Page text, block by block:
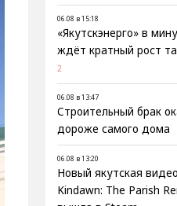
06.08 в 15:18
«Якутскэнерго» в
ждёт кратный рост
2
06.08 в 13:47
Строительный брак
дороже самого дома
06.08 в 13:20
Новый якутская
Kindawn: The Parish